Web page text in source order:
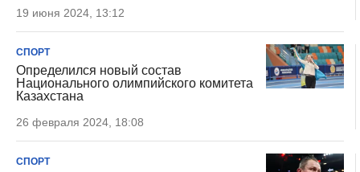
19 июня 2024, 13:12
СПОРТ
Определился новый состав
Национального олимпийского комитета
Казахстана
26 февраля 2024, 18:08
СПОРТ